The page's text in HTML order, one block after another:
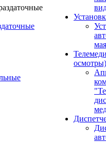
осмотры)